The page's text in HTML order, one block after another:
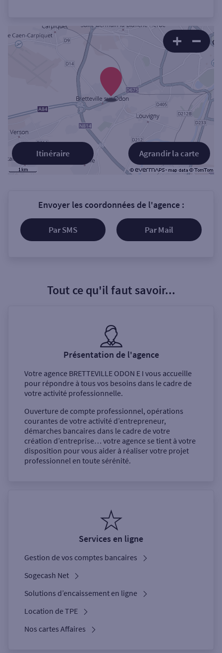
Agrandir la carte
Itinéraire
Envoyer les coordonnées de l'agence :
Par SMS Par Mail
Tout ce qu'il faut savoir...
Présentation de l'agence
Votre agence BRETTEVILLE ODON E I vous accueille
pour répondre à tous vos besoins dans le cadre de
votre activité professionnelle.
Ouverture de compte professionnel, opérations
courantes de votre activité d’entrepreneur,
démarches bancaires dans le cadre de votre
création d’entreprise… votre agence se tient à votre
disposition pour vous aider à réaliser votre projet
professionnel en toute sérénité.
Services en ligne
Gestion de vos comptes bancaires
Sogecash Net
Solutions d’encaissement en ligne
Location de TPE
Nos cartes Affaires